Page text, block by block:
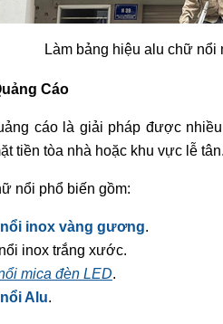
Làm bảng hiệu alu chữ nổi
Cáo
cáo là giải pháp được
tiền tòa nhà hoặc khu vực lễ tân.
nổi phổ biến gồm:
inox vàng gương.
inox trắng xước.
mica đèn LED.
Alu.